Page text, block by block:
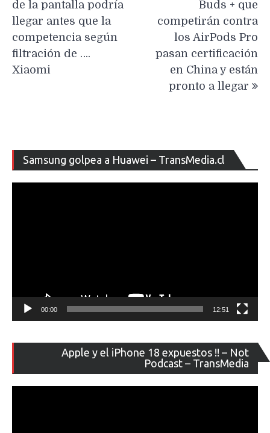
de la pantalla podría
llegar antes que la
competencia según
filtración de ….
Xiaomi
Buds + que
competirán contra
los AirPods Pro
pasan certificación
en China y están
pronto a llegar
Samsung golpea a Huawei – TransMedia.cl
de
00:00 12:51
Apple y el iPhone 18 expuestos !! – Not
Podcast – TransMedia
de